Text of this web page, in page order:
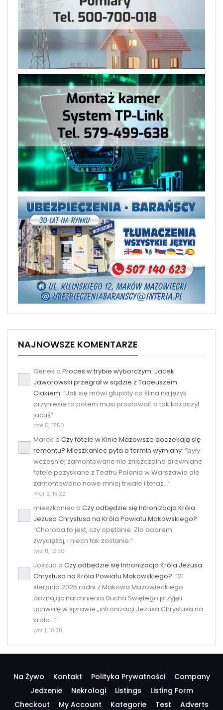
NAJNOWSZE KOMENTARZE
Genek o Proces w trybie wyborczym: Jacek
Jaworowski przegrał w sądzie z Tadeuszem
Ciakiem: “Jak się mówi głupoty co ślina na język
przyniesie to potem musi prostować a tak kozaczył
jacuś”
cze 5, 17:50
Marek o Czy fotele w Kinie Mazowsze doczekają się
remontu? Mieszkaniec pyta o termin wymiany: “były
wcześniej zamontowane nie zniszczalne drewniane
fotele pozyskane z Teatru Polonia w Warszawie ale
zamontowano nowe mniej trwałe i teraz…”
mar 2, 15:22
mieszkaniec o Czy odbędzie się Intronizacja Króla
Jezusa Chrystusa na Króla Powiatu Makowskiego?:
“Choroba to jest, czy opętanie. Zło dobrem
zwyciężaj, i niech tak zostanie.”
wrz 11, 12:50
Joszua o Czy odbędzie się Intronizacja Króla Jezusa
Chrystusa na Króla Powiatu Makowskiego?: “21
sierpnia 2025 radni z Makowa Mazowieckiego
doznając natchnienia Ducha Świętego przyjęli
uchwałę w sprawie „intronizacji Jezusa Chrystusa na
króla…”
wrz 1, 18:38
Na Żywo Kontakt Polityka Prywatności
Company
Jedzenie
Nekrologi Listings
Listing Form
Checkout
My Account Kategorie Test Adverts